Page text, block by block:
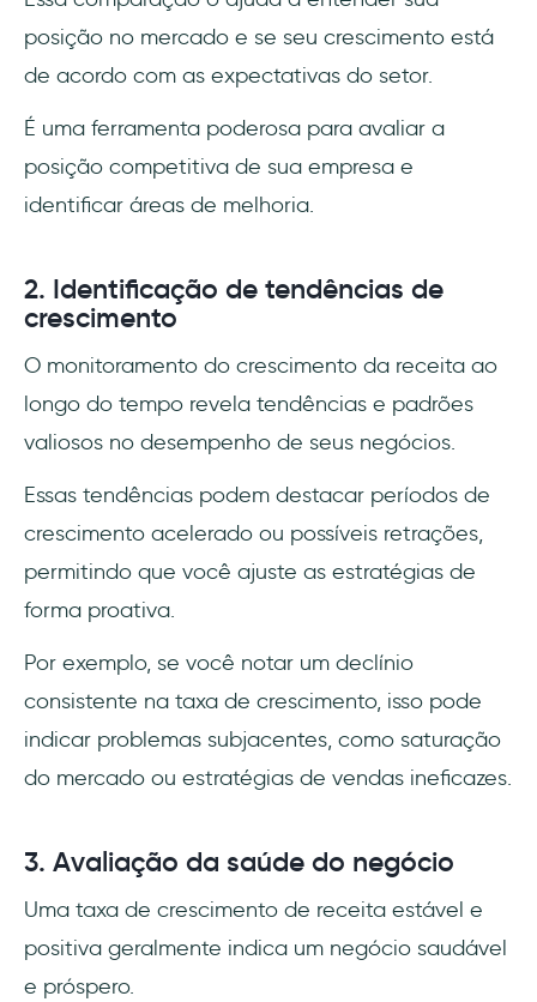
posição no mercado e se seu crescimento está
de acordo com as expectativas do setor.
É uma ferramenta poderosa para avaliar a
posição competitiva de sua empresa e
identificar áreas de melhoria.
2. Identificação de tendências de
crescimento
O monitoramento do crescimento da receita ao
longo do tempo revela tendências e padrões
valiosos no desempenho de seus negócios.
Essas tendências podem destacar períodos de
crescimento acelerado ou possíveis retrações,
permitindo que você ajuste as estratégias de
forma proativa.
Por exemplo, se você notar um declínio
consistente na taxa de crescimento, isso pode
indicar problemas subjacentes, como saturação
do mercado ou estratégias de vendas ineficazes.
3. Avaliação da saúde do negócio
Uma taxa de crescimento de receita estável e
positiva geralmente indica um negócio saudável
e próspero.